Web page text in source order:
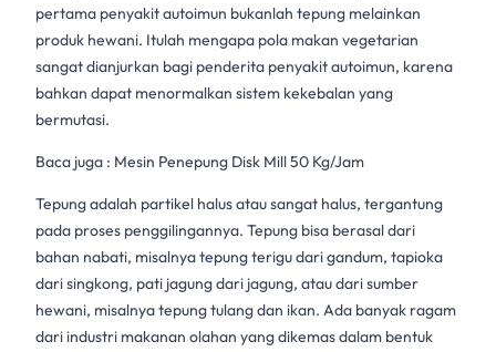
pertama penyakit autoimun bukanlah tepung melainkan
produk hewani. Itulah mengapa pola makan vegetarian
sangat dianjurkan bagi penderita penyakit autoimun, karena
bahkan dapat menormalkan sistem kekebalan yang
bermutasi.
Baca juga : Mesin Penepung Disk Mill 50 Kg/Jam
Tepungadalah partikel halus atau sangat halus, tergantung
pada proses penggilingannya. Tepung bisa berasal dari
bahan nabati, misalnya tepung terigu dari gandum, tapioka
dari singkong, pati jagung dari jagung, atau dari sumber
hewani, misalnya tepung tulang dan ikan. Ada banyak ragam
dari industri makanan olahan yang dikemas dalam bentuk